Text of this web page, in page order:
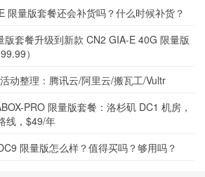
限量版套餐还会补货吗？什么时候补货？
版套餐升级到新款 CN2 GIA-E 40G 限量版
）
动整理：腾讯云/阿里云/搬瓦工/Vultr
PRO 限量版套餐：洛杉矶 DC1 机房，
线，$49/年
限量版怎么样？值得买吗？够用吗？